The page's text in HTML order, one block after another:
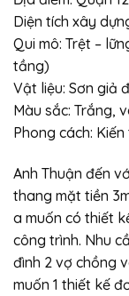
Diện tích xây
Qui mô: Trệt –
tầng)
Vật liệu: Sơn giả
Màu sắc: Trắng,
Phong cách:
Anh Thuận đến
thang mặt tiền
a muốn có thiết
công trình. Nhu
đình 2 vợ chồng
muốn 1 thiết kế